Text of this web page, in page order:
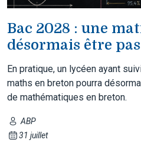
Bac 2028 : une
désormais être
En pratique, un lycéen ayant
maths en breton pourra
de mathématiques en breton.
ABP
31 juillet